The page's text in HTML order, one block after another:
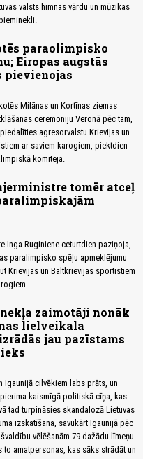
valsts himnas vārdu un mūzikas
paraolimpisko
Eiropas augstās
pievienojas
Milānas un Kortīnas ziemas
ceremoniju Veronā pēc tam,
agresorvalstu Krievijas un
ar saviem karogiem, piektdien
komiteja.
tomēr atceļ
Inga Ruginiene ceturtdien paziņoja,
paralimpisko spēļu apmeklējumu
Krievijas un Baltkrievijas sportistiem
zaimotāji nonāk
lielveikala
jau pazīstams
Igaunijā cilvēkiem labs prāts, un
kaismīgā politiskā cīņa, kas
tad turpināsies skandalozā Lietuvas
izskatīšana, savukārt Igaunijā pēc
vēlēšanām 79 dažādu līmeņu
amatpersonas, kas sāks strādāt un